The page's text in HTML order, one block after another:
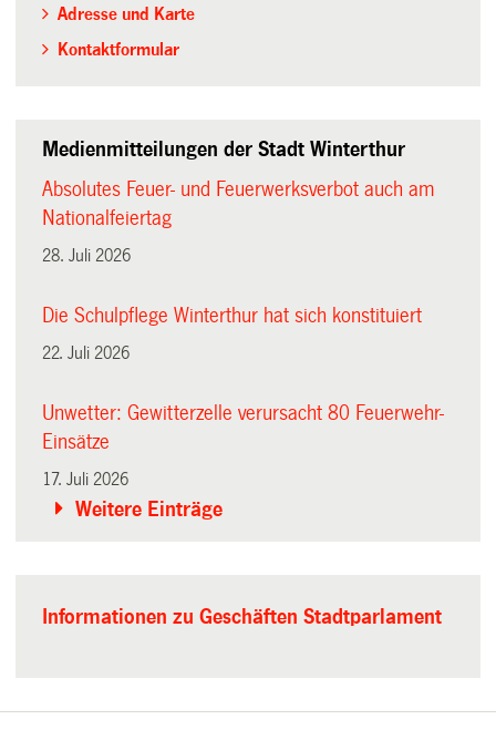
Adresse und Karte
Kontaktformular
Medienmitteilungen der Stadt Winterthur
Absolutes Feuer- und Feuerwerksverbot auch am
Nationalfeiertag
28. Juli 2026
Die Schulpflege Winterthur hat sich konstituiert
22. Juli 2026
Unwetter: Gewitterzelle verursacht 80 Feuerwehr-
Einsätze
17. Juli 2026
Weitere Einträge
Informationen zu Geschäften Stadtparlament